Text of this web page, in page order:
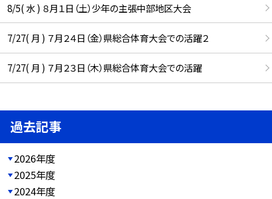
8/5( 水 ) ８月１日（土）少年の主張中部地区大会
7/27( 月 ) ７月２４日（金）県総合体育大会での活躍２
7/27( 月 ) ７月２３日（木）県総合体育大会での活躍
過去記事
2026年度
2025年度
2024年度